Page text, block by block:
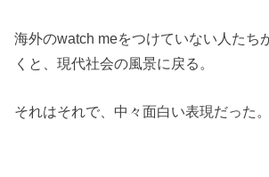
海外のwatch meをつけていない人たち
くと、現代社会の風景に戻る。
それはそれで、中々面白い表現だった。